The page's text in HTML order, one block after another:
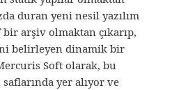
duran yeni nesil yazılım
arşiv olmaktan çıkarıp,
belirleyen dinamik bir
Soft olarak, bu
yer alıyor ve